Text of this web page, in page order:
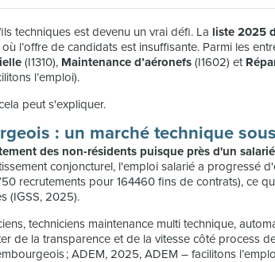
techniques est devenu un vrai défi. La liste 2025
où l’offre de candidats est insuffisante. Parmi les
(I1310), Maintenance d’aéronefs (I1602) et
l’emploi).
peut s'expliquer.
: un marché technique
des non-résidents puisque près d'un
conjoncturel, l'emploi salarié a progressé
recrutements pour 164460 fins de contrats), ce
(IGSS, 2025).
techniciens maintenance multi technique,
de la transparence et de la vitesse côté process
; ADEM, 2025, ADEM – facilitons